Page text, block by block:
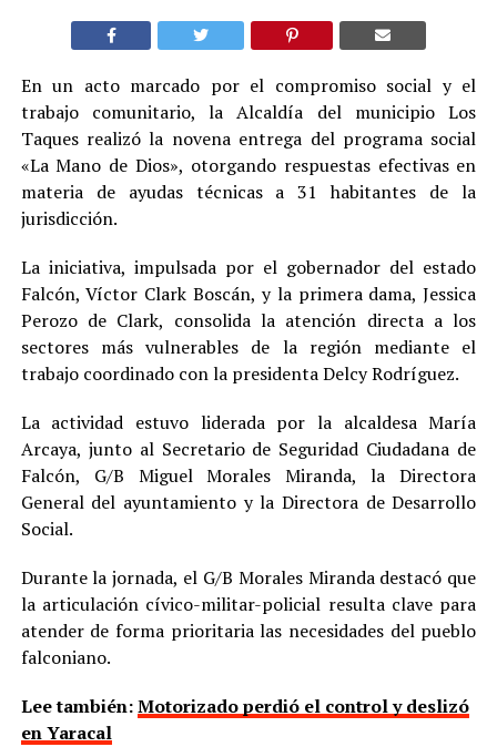
En un acto marcado por el compromiso social y el
trabajo comunitario, la Alcaldía del municipio Los
Taques realizó la novena entrega del programa social
«La Mano de Dios», otorgando respuestas efectivas en
materia de ayudas técnicas a 31 habitantes de la
jurisdicción.
La iniciativa, impulsada por el gobernador del estado
Falcón, Víctor Clark Boscán, y la primera dama, Jessica
Perozo de Clark, consolida la atención directa a los
sectores más vulnerables de la región mediante el
trabajo coordinado con la presidenta Delcy Rodríguez.
La actividad estuvo liderada por la alcaldesa María
Arcaya, junto al Secretario de Seguridad Ciudadana de
Falcón, G/B Miguel Morales Miranda, la Directora
General del ayuntamiento y la Directora de Desarrollo
Social.
Durante la jornada, el G/B Morales Miranda destacó que
la articulación cívico-militar-policial resulta clave para
atender de forma prioritaria las necesidades del pueblo
falconiano.
Lee también:Motorizado perdió el control y deslizó
en Yaracal